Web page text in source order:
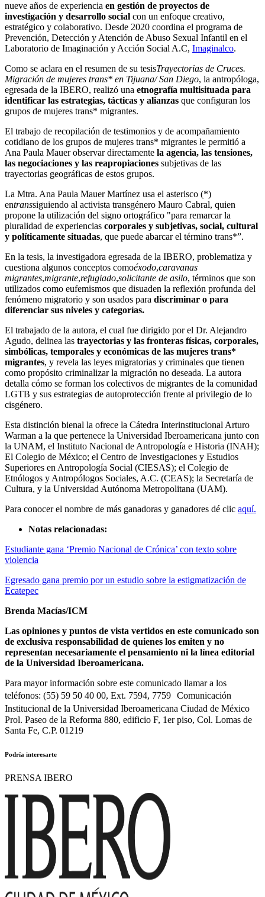
nueve años de experiencia en gestión de proyectos de
investigación y desarrollo social con un enfoque creativo,
estratégico y colaborativo. Desde 2020 coordina el programa de
Prevención, Detección y Atención de Abuso Sexual Infantil en el
Laboratorio de Imaginación y Acción Social A.C, Imaginalco.
Como se aclara en el resumen de su tesisTrayectorias de Cruces.
Migración de mujeres trans* en Tijuana/ San Diego, la antropóloga,
egresada de la IBERO, realizó una etnografía multisituada para
identificar las estrategias, tácticas y alianzas que configuran los
grupos de mujeres trans* migrantes.
El trabajo de recopilación de testimonios y de acompañamiento
cotidiano de los grupos de mujeres trans* migrantes le permitió a
Ana Paula Mauer observar directamente la agencia, las tensiones,
las negociaciones y las reapropiaciones subjetivas de las
trayectorias geográficas de estos grupos.
La Mtra. Ana Paula Mauer Martínez usa el asterisco (*)
entranssiguiendo al activista transgénero Mauro Cabral, quien
propone la utilización del signo ortográfico "para remarcar la
pluralidad de experiencias corporales y subjetivas, social, cultural
y políticamente situadas, que puede abarcar el término trans*”.
En la tesis, la investigadora egresada de la IBERO, problematiza y
cuestiona algunos conceptos comoéxodo,caravanas
migrantes,migrante,refugiado,solicitante de asilo, términos que son
utilizados como eufemismos que disuaden la reflexión profunda del
fenómeno migratorio y son usados para discriminar o para
diferenciar sus niveles y categorías.
El trabajado de la autora, el cual fue dirigido por el Dr. Alejandro
Agudo, delinea las trayectorias y las fronteras físicas, corporales,
simbólicas, temporales y económicas de las mujeres trans*
migrantes, y revela las leyes migratorias y criminales que tienen
como propósito criminalizar la migración no deseada. La autora
detalla cómo se forman los colectivos de migrantes de la comunidad
LGTB y sus estrategias de autoprotección frente al privilegio de lo
cisgénero.
Esta distinción bienal la ofrece la Cátedra Interinstitucional Arturo
Warman a la que pertenece la Universidad Iberoamericana junto con
la UNAM, el Instituto Nacional de Antropología e Historia (INAH);
El Colegio de México; el Centro de Investigaciones y Estudios
Superiores en Antropología Social (CIESAS); el Colegio de
Etnólogos y Antropólogos Sociales, A.C. (CEAS); la Secretaría de
Cultura, y la Universidad Autónoma Metropolitana (UAM).
Para conocer el nombre de más ganadoras y ganadores dé clic aquí.
Notas relacionadas:
Estudiante gana ‘Premio Nacional de Crónica’ con texto sobre
violencia
Egresado gana premio por un estudio sobre la estigmatización de
Ecatepec
Brenda Macías/ICM
Las opiniones y puntos de vista vertidos en este comunicado son
de exclusiva responsabilidad de quienes los emiten y no
representan necesariamente el pensamiento ni la línea editorial
de la Universidad Iberoamericana.
Para mayor información sobre este comunicado llamar a los
teléfonos: (55) 59 50 40 00, Ext. 7594, 7759 Comunicación
Institucional de la Universidad Iberoamericana Ciudad de México
Prol. Paseo de la Reforma 880, edificio F, 1er piso, Col. Lomas de
Santa Fe, C.P. 01219
Podría interesarte
PRENSA IBERO